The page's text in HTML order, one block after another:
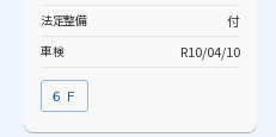
法定整備 付
車検 R10/04/10
６Ｆ